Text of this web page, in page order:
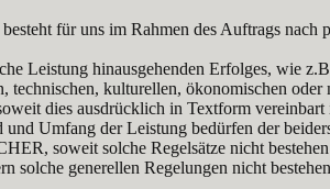
für uns im Rahmen des Auftrags
Leistung hinausgehenden Erfolges, wie
kulturellen, ökonomischen
dies ausdrücklich in Textform vereinbart
Umfang der Leistung bedürfen der
soweit solche Regelsätze nicht
solche generellen Regelungen nicht